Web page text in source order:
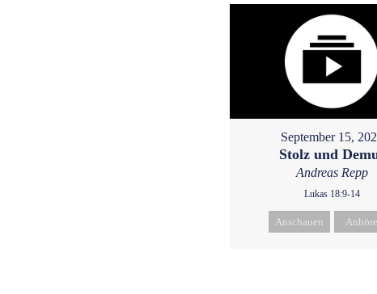
September 15,
Stolz und
Andreas Repp
Lukas 18:9-14
Anschauen